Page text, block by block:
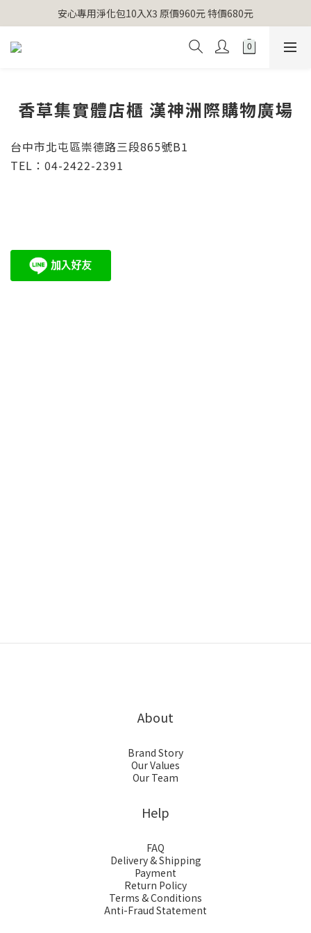
【官網獨家】首次消費 不限金額 即送 香遇熊超人行李吊牌
安心專用淨化包10入X3 原價960元 特價680元
氣場淨化全系列 66折起
香草集實體店櫃 漢神洲際購物廣場
台中市北屯區崇德路三段865號B1
TEL：04-2422-2391
About
Brand Story
Our Values
Our Team
Help
FAQ
Delivery & Shipping
Payment
Return Policy
Terms & Conditions
Anti-Fraud Statement